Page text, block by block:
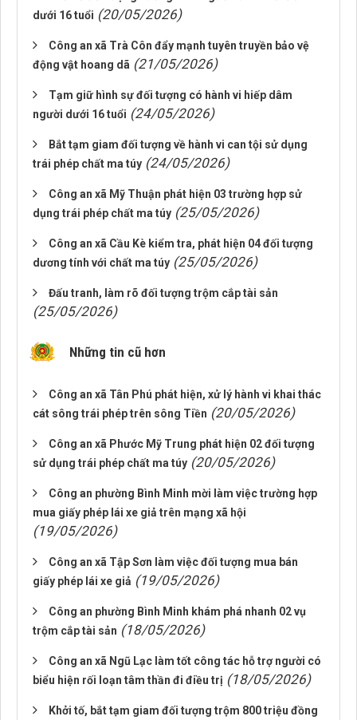
dưới 16 tuổi (20/05/2026)
Công an xã Trà Côn đẩy mạnh tuyên truyền bảo vệ
động vật hoang dã (21/05/2026)
Tạm giữ hình sự đối tượng có hành vi hiếp dâm
người dưới 16 tuổi (24/05/2026)
Bắt tạm giam đối tượng về hành vi can tội sử dụng
trái phép chất ma túy (24/05/2026)
Công an xã Mỹ Thuận phát hiện 03 trường hợp sử
dụng trái phép chất ma túy (25/05/2026)
Công an xã Cầu Kè kiểm tra, phát hiện 04 đối tượng
dương tính với chất ma túy (25/05/2026)
Đấu tranh, làm rõ đối tượng trộm cắp tài sản
(25/05/2026)
Những tin cũ hơn
Công an xã Tân Phú phát hiện, xử lý hành vi khai thác
cát sông trái phép trên sông Tiền (20/05/2026)
Công an xã Phước Mỹ Trung phát hiện 02 đối tượng
sử dụng trái phép chất ma túy (20/05/2026)
Công an phường Bình Minh mời làm việc trường hợp
mua giấy phép lái xe giả trên mạng xã hội
(19/05/2026)
Công an xã Tập Sơn làm việc đối tượng mua bán
giấy phép lái xe giả (19/05/2026)
Công an phường Bình Minh khám phá nhanh 02 vụ
trộm cắp tài sản (18/05/2026)
Công an xã Ngũ Lạc làm tốt công tác hỗ trợ người có
biểu hiện rối loạn tâm thần đi điều trị (18/05/2026)
Khởi tố, bắt tạm giam đối tượng trộm 800 triệu đồng